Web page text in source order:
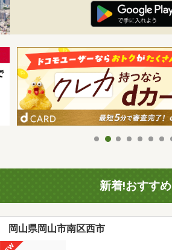
新着!おすすめ
岡山県岡山市南区西市